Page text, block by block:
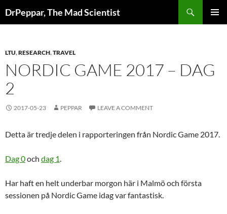
toDrPeppar, The Mad Scientist
LTU,RESEARCH,TRAVEL
NORDIC GAME 2017 – DAG
2
2017-05-23 PEPPAR LEAVE A COMMENT
Detta är tredje delen i rapporteringen från Nordic Game 2017.
Dag 0och dag 1.
Har haft en helt underbar morgon här i Malmö och första
sessionen på Nordic Game idag var fantastisk.